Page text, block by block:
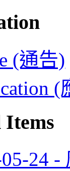
(通告)
(
Items
05-24